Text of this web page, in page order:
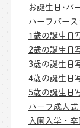
お誕生日･バ
ハーフバー
1歳の誕生日
2歳の誕生日
3歳の誕生日
4歳の誕生日
5歳の誕生日
ハーフ成人
入園入学・